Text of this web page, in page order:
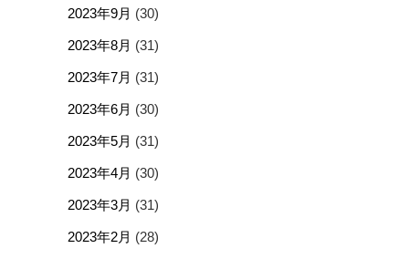
2023年9月 (30)
2023年8月 (31)
2023年7月 (31)
2023年6月 (30)
2023年5月 (31)
2023年4月 (30)
2023年3月 (31)
2023年2月 (28)